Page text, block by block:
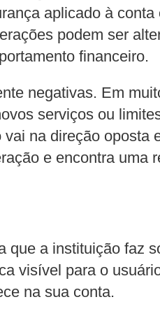
aplicado à conta
podem ser
financeiro.
negativas. Em
serviços ou
na direção oposta
e encontra uma
que a instituição faz
visível para o
na sua conta.